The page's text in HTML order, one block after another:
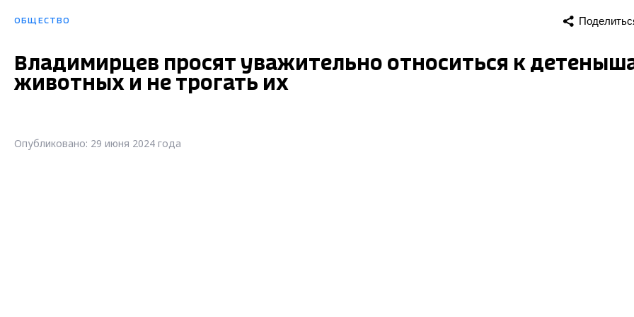
ОБЩЕСТВО
Владимирцев просят уважительно относиться к
животных и не трогать их
Опубликовано: 29 июня 2024 года